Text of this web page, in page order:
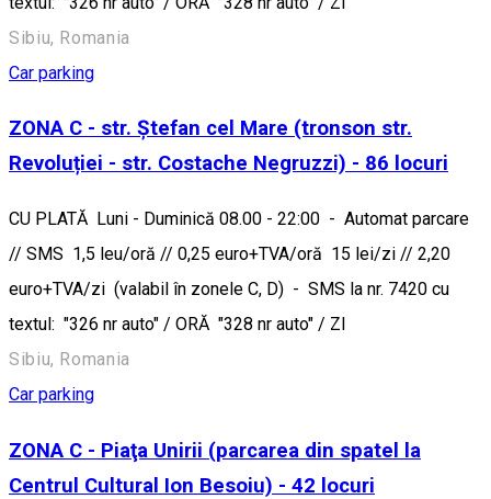
Sibiu, Romania
Car parking
ZONA C - str. Ștefan cel Mare (tronson str.
Revoluției - str. Costache Negruzzi) - 86 locuri
CU PLATĂ Luni - Duminică 08.00 - 22:00 - Automat parcare
// SMS 1,5 leu/oră // 0,25 euro+TVA/oră 15 lei/zi // 2,20
euro+TVA/zi (valabil în zonele C, D) - SMS la nr. 7420 cu
textul: "326 nr auto" / ORĂ "328 nr auto" / ZI
Sibiu, Romania
Car parking
ZONA C - Piaţa Unirii (parcarea din spatel la
Centrul Cultural Ion Besoiu) - 42 locuri